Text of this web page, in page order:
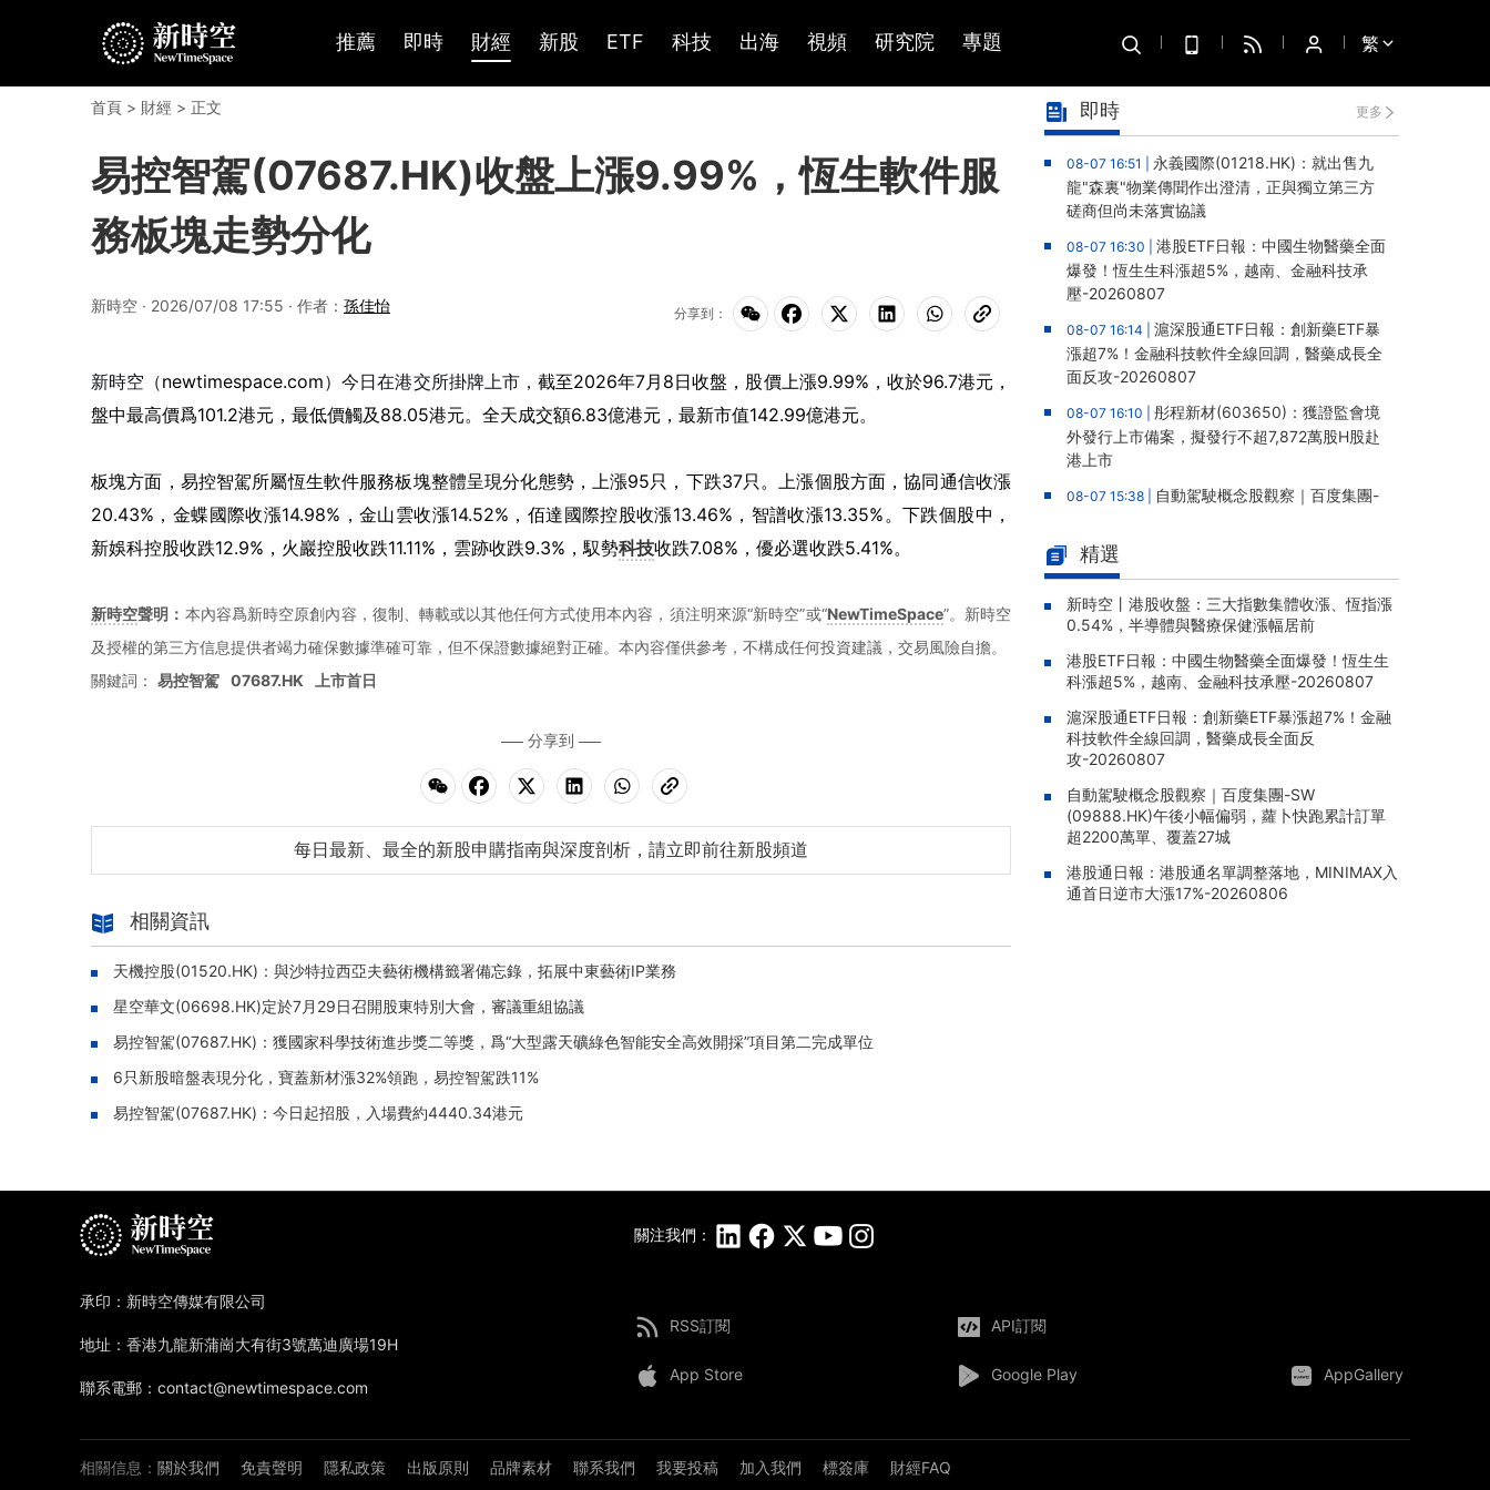
推薦 即時 財經 新股 ETF 科技 出海 視頻 研究院 專題 繁
首頁 > 財經 > 正文
易控智駕(07687.HK)收盤上漲9.99%，恆生軟件服
務板塊走勢分化
新時空 · 2026/07/08 17:55 · 作者： 孫佳怡 分享到：
新時空（newtimespace.com）今日在港交所掛牌上市， 截至2026年7月8日收盤，股價上漲9.99%，收於96.7港元，
盤中最高價爲101.2港元，最低價觸及88.05港元。全天成交額6.83億港元，最新市值142.99億港元。
板塊方面，易控智駕所屬恆生軟件服務板塊整體呈現分化態勢，上漲95只，下跌37只。上漲個股方面，協同通信收漲
20.43%，金蝶國際收漲14.98%，金山雲收漲14.52%，佰達國際控股收漲13.46%，智譜收漲13.35%。下跌個股中，
新娛科控股收跌12.9%，火巖控股收跌11.11%，雲跡收跌9.3%，馭勢科技收跌7.08%，優必選收跌5.41%。
新時空聲明： 本內容爲新時空原創內容，復制、轉載或以其他任何方式使用本內容，須注明來源“新時空”或“NewTimeSpace”。新時空
及授權的第三方信息提供者竭力確保數據準確可靠，但不保證數據絕對正確。本內容僅供參考，不構成任何投資建議，交易風險自擔。
關鍵詞： 易控智駕 07687.HK 上市首日
分享到
每日最新、最全的新股申購指南與深度剖析，請立即前往新股頻道
相關資訊
天機控股(01520.HK)：與沙特拉西亞夫藝術機構籤署備忘錄，拓展中東藝術IP業務
星空華文(06698.HK)定於7月29日召開股東特別大會，審議重組協議
易控智駕(07687.HK)：獲國家科學技術進步獎二等獎，爲“大型露天礦綠色智能安全高效開採”項目第二完成單位
6只新股暗盤表現分化，寶蓋新材漲32%領跑，易控智駕跌11%
易控智駕(07687.HK)：今日起招股，入場費約4440.34港元
即時 更多
08-07 16:51 | 永義國際(01218.HK)：就出售九
龍"森裏"物業傳聞作出澄清，正與獨立第三方
磋商但尚未落實協議
08-07 16:30 | 港股ETF日報：中國生物醫藥全面
爆發！恆生生科漲超5%，越南、金融科技承
壓-20260807
08-07 16:14 | 滬深股通ETF日報：創新藥ETF暴
漲超7%！金融科技軟件全線回調，醫藥成長全
面反攻-20260807
08-07 16:10 | 彤程新材(603650)：獲證監會境
外發行上市備案，擬發行不超7,872萬股H股赴
港上市
08-07 15:38 |
自動駕駛概念股觀察｜百度集團-
訂單超2200萬單、覆蓋27城
08-07 15:22 |南方兩倍做多三星電子(07747.H
K)午後漲1.55%，成交額達8.93億港元
博時央企紅利ETF(03437.HK)午後
漲0.62%，成交額達202.59萬港元
6%，成交126.86億港元
08-07 15:13 |南方兩倍做多海力士(07709.HK)
08-07 15:10 |GlobalX金融科技(03185.HK)跌1.
59%，報38.380港元
精選
新時空丨港股收盤：三大指數集體收漲、恆指漲
0.54%，半導體與醫療保健漲幅居前
港股ETF日報：中國生物醫藥全面爆發！恆生生
科漲超5%，越南、金融科技承壓-20260807
滬深股通ETF日報：創新藥ETF暴漲超7%！金融
科技軟件全線回調，醫藥成長全面反
攻-20260807
自動駕駛概念股觀察｜百度集團-SW
(09888.HK)午後小幅偏弱，蘿卜快跑累計訂單
超2200萬單、覆蓋27城
港股通日報：港股通名單調整落地，MINIMAX入
通首日逆市大漲17%-20260806
關注我們：
RSS訂閱 API訂閱
App Store Google Play AppGallery
相關信息： 關於我們 免責聲明 隱私政策 出版原則 品牌素材 聯系我們 我要投稿 加入我們 標簽庫 財經FAQ
承印：新時空傳媒有限公司
地址：香港九龍新蒲崗大有街3號萬迪廣場19H
聯系電郵：contact@newtimespace.com